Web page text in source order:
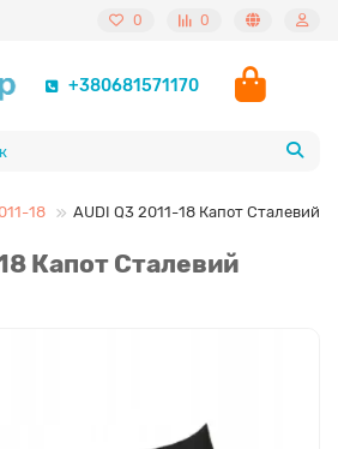
0 0
+380681571170
18 AUDI Q3 2011-18 Капот Сталевий
Капот Сталевий